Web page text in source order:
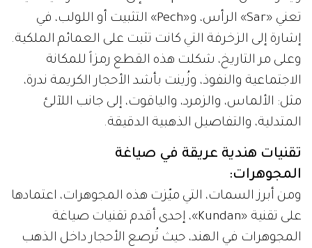
تعني «Sar» الرأس، و«Pech» التثبيت أو اللولب، في
إشارة إلى الزخرفة التي كانت تثبت على العمائم الملكية.
وعلى مر التاريخ، شكلت هذه القطع رمزاً للمكانة
الاجتماعية والنفوذ، وزُينت بأشد الأحجار الكريمة ندرة،
مثل: الألماس، والزمرد، والياقوت، إلى جانب اللآلئ
المتدلية، والتفاصيل الذهبية الدقيقة.
تقنيات هندية عريقة في صياغة
المجوهرات:
ومن أبرز السمات، التي ميّزت هذه المجوهرات، اعتمادها
على تقنية «Kundan»، إحدى أقدم تقنيات صياغة
المجوهرات في الهند، حيث تُرصع الأحجار داخل الذهب